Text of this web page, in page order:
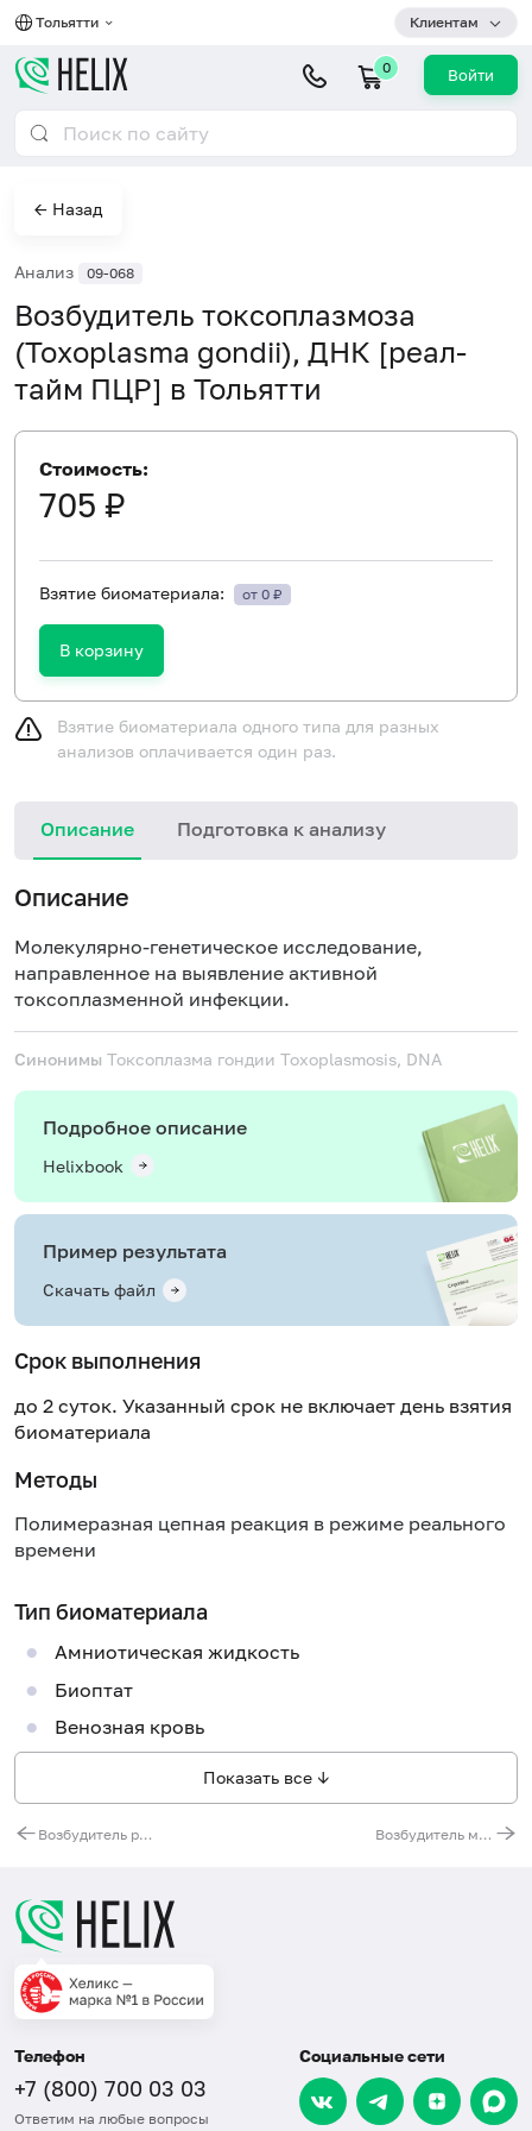
Тольятти Клиентам
0 Войти
← Назад
Анализ 09-068
Возбудитель токсоплазмоза
(Toxoplasma gondii), ДНК [реал-
тайм ПЦР] в Тольятти
Стоимость:
705 ₽
Взятие биоматериала: от 0 ₽
В корзину
Взятие биоматериала одного типа для разных
анализов оплачивается один раз.
Описание Подготовка к анализу
Описание
Молекулярно-генетическое исследование,
направленное на выявление активной
токсоплазменной инфекции.
Синонимы Токсоплазма гондии Toxoplasmosis, DNA
Подробное описание
Helixbook
Пример результата
Скачать файл
Срок выполнения
до 2 суток. Указанный срок не включает день взятия
биоматериала
Методы
Полимеразная цепная реакция в режиме реального
времени
Тип биоматериала
Амниотическая жидкость
Биоптат
Венозная кровь
Показать все ↓
Возбудитель респираторного хламидиоза (Chlamydia pneumoniae), ДНК [реал-тайм ПЦР] Возбудитель микоплазменной пневмонии (Mycoplasma pneumoniae), ДНК [реал-тайм ПЦР]
Телефон
+7 (800) 700 03 03
Ответим на любые вопросы
Социальные сети